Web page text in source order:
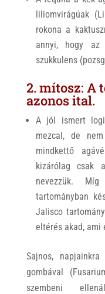
liliomvirágúak
rokona a
annyi, hogy
szukkulens
2. mítosz: A
azonos ital.
A jól ismert
mezcal, de
mindkettő
kizárólag csak
nevezzük.
tartományban
Jalisco
eltérés akad, ami
Sajnos,
gombával
szembeni